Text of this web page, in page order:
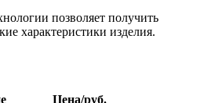
позволяет получить
характеристики изделия.
Цена/руб.